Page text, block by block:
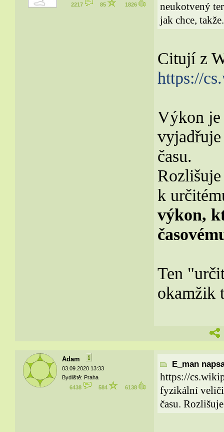
2217
85 1826
neukotvený
jak chce,
Citují z
https://
Výkon je
času.
k
výkon,
Ten
okamžik
Adam
03.09.2020 13:33
Bydliště: Praha
6438
584 6138
E_man
https://
fyzikální
času.